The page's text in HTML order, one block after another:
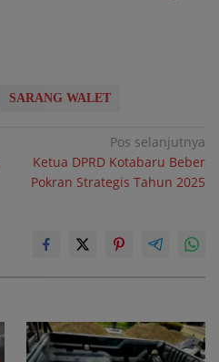
SARANG WALET
Pos selanjutnya
Ketua DPRD Kotabaru Beber
Pokran Strategis Tahun 2025